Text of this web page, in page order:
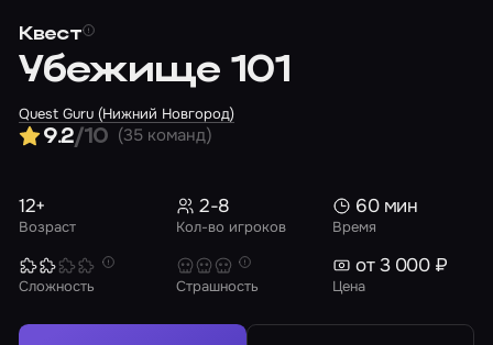
Квест
Убежище 101
Quest Guru (Нижний Новгород)
9.2/10 (35 команд)
Возраст
12+
Кол-во игроков
2-8
Время
60 мин
Сложность Страшность Цена
от 3 000 ₽